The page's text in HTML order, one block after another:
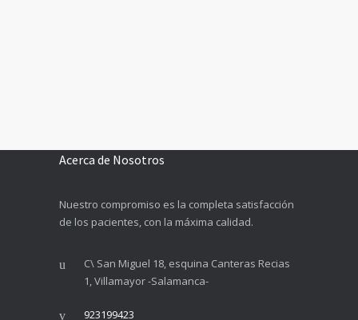
Acerca de Nosotros
Nuestro compromiso es la completa satisfacción
de los pacientes, con la máxima calidad.
C\ San Miguel 18, esquina Canteras Recias
1, Villamayor -Salamanca-
923199423